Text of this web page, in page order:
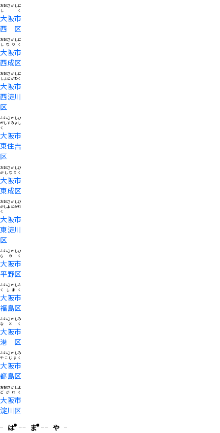
大阪市
西区
おおさかしに
しく
大阪市
西成区
おおさかしに
しなりく
大阪市
西淀川
区
おおさかしに
しよどがわく
大阪市
東住吉
区
おおさかしひ
がしすみよし
く
大阪市
東成区
おおさかしひ
がしなりく
大阪市
東淀川
区
おおさかしひ
がしよどがわ
く
大阪市
平野区
おおさかしひ
らのく
大阪市
福島区
おおさかしふ
くしまく
大阪市
港区
おおさかしみ
なとく
大阪市
都島区
おおさかしみ
やこじまく
大阪市
淀川区
おおさかしよ
どがわく
は
ま
や